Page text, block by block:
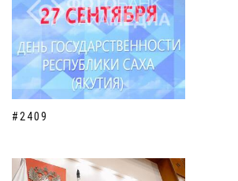
#2409